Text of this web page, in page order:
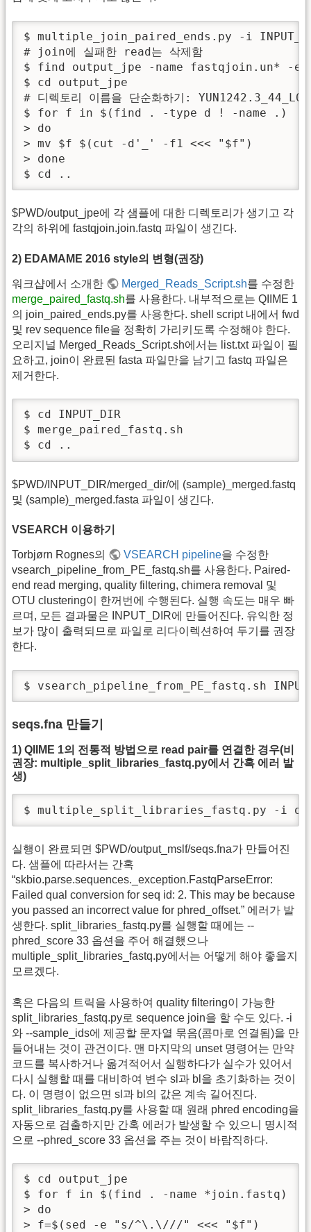
$ multiple_join_paired_ends.py -i
# join에 실패한 read는 삭제함
$ find output_jpe -name fastqjoin.un* -
$ cd output_jpe
# 디렉토리 이름을 단순화하기:
$ for f in $(find . -type d ! -name .)
> do
> mv $f $(cut -d'_' -f1 <<< "$f")
> done
$ cd ..
$PWD/output_jpe에 각 샘플에 대한 디렉토리가 생기고 각
각의 하위에 fastqjoin.join.fastq 파일이 생긴다.
2) EDAMAME 2016 style의 변형(권장)
워크샵에서 소개한 Merged_Reads_Script.sh를 수정한
merge_paired_fastq.sh를 사용한다. 내부적으로는 QIIME 1
의 join_paired_ends.py를 사용한다. shell script 내에서 fwd
및 rev sequence file을 정확히 가리키도록 수정해야 한다.
오리지널 Merged_Reads_Script.sh에서는 list.txt 파일이 필
요하고, join이 완료된 fasta 파일만을 남기고 fastq 파일은
제거한다.
$ cd INPUT_DIR
$ merge_paired_fastq.sh
$ cd ..
$PWD/INPUT_DIR/merged_dir/에 (sample)_merged.fastq
및 (sample)_merged.fasta 파일이 생긴다.
VSEARCH 이용하기
Torbjørn Rognes의 VSEARCH pipeline을 수정한
vsearch_pipeline_from_PE_fastq.sh를 사용한다. Paired-
end read merging, quality filtering, chimera removal 및
OTU clustering이 한꺼번에 수행된다. 실행 속도는 매우 빠
르며, 모든 결과물은 INPUT_DIR에 만들어진다. 유익한 정
보가 많이 출력되므로 파일로 리다이렉션하여 두기를 권장
한다.
$ vsearch_pipeline_from_PE_fastq.sh
seqs.fna 만들기
1) QIIME 1의 전통적 방법으로 read pair를 연결한 경우(비
권장: multiple_split_libraries_fastq.py에서 간혹 에러 발
생)
$ multiple_split_libraries_fastq.py -i
실행이 완료되면 $PWD/output_mslf/seqs.fna가 만들어진
다. 샘플에 따라서는 간혹
“skbio.parse.sequences._exception.FastqParseError:
Failed qual conversion for seq id: 2. This may be because
you passed an incorrect value for phred_offset.” 에러가 발
생한다. split_libraries_fastq.py를 실행할 때에는 --
phred_score 33 옵션을 주어 해결했으나
multiple_split_libraries_fastq.py에서는 어떻게 해야 좋을지
모르겠다.
혹은 다음의 트릭을 사용하여 quality filtering이 가능한
split_libraries_fastq.py로 sequence join을 할 수도 있다. -i
와 --sample_ids에 제공할 문자열 묶음(콤마로 연결됨)을 만
들어내는 것이 관건이다. 맨 마지막의 unset 명령어는 만약
코드를 복사하거나 옮겨적어서 실행하다가 실수가 있어서
다시 실행할 때를 대비하여 변수 sl과 bl을 초기화하는 것이
다. 이 명령이 없으면 sl과 bl의 값은 계속 길어진다.
split_libraries_fastq.py를 사용할 때 원래 phred encoding을
자동으로 검출하지만 간혹 에러가 발생할 수 있으니 명시적
으로 --phred_score 33 옵션을 주는 것이 바람직하다.
$ cd output_jpe
$ for f in $(find . -name *join.fastq)
> do
> f=$(sed -e "s/^\.\///" <<< "$f")